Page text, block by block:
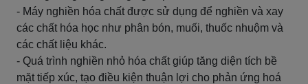
- Máy nghiền hóa chất được sử dụng để nghiền và xay
các chất hóa học như phân bón, muối, thuốc nhuộm và
các chất liệu khác.
- Quá trình nghiền nhỏ hóa chất giúp tăng diện tích bề
mặt tiếp xúc, tạo điều kiện thuận lợi cho phản ứng hoá